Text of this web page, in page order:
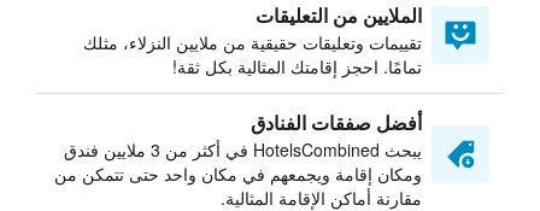
الملايين من التعليقات
تقييمات وتعليقات حقيقية من ملايين النزلاء، مثلك
تمامًا. احجز إقامتك المثالية بكل ثقة!
أفضل صفقات الفنادق
يبحث HotelsCombined في أكثر من 3 ملايين فندق
ومكان إقامة ويجمعهم في مكان واحد حتى تتمكن من
مقارنة أماكن الإقامة المثالية.